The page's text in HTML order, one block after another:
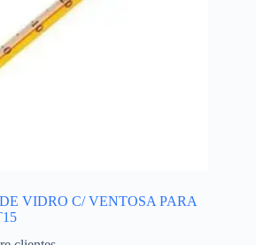
VIDRO C/ VENTOSA PARA